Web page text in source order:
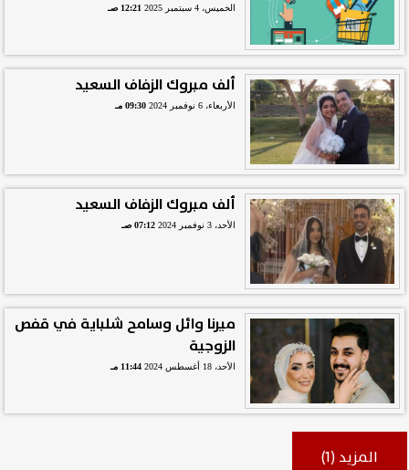
الخميس، 4 سبتمبر 2025 12:21 صـ
ألف مبروك الزفاف السعيد
الأربعاء، 6 نوفمبر 2024 09:30 مـ
ألف مبروك الزفاف السعيد
الأحد، 3 نوفمبر 2024 07:12 صـ
ميرنا وائل وسامح شلباية في قفص
الزوجية
الأحد، 18 أغسطس 2024 11:44 مـ
المزيد (1)